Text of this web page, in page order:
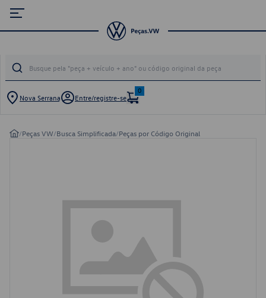
Nova Serrana Entre/registre-se
0
/Peças VW/Busca Simplificada/Peças por Código Original